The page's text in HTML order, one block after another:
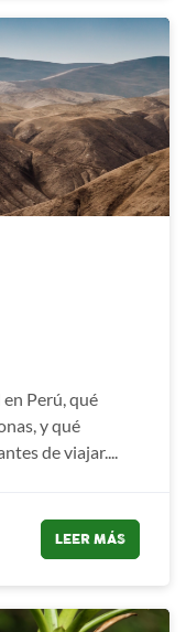
Perú, qué
y qué
de viajar....
LEER MÁS